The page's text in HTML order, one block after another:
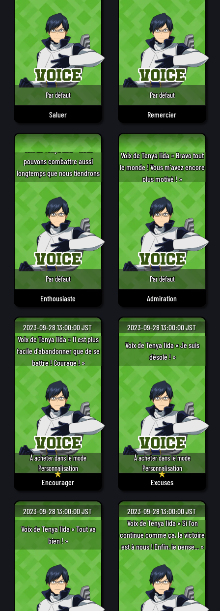
Saluer
Par défaut
Remercier
Par défaut
Enthousiaste
Par défaut
Voix de Tenya Iida « Nous
pouvons combattre aussi
longtemps que nous tiendrons
debout ! »
Admiration
Par défaut
Voix de Tenya Iida « Bravo tout
le monde ! Vous m'avez encore
plus motivé ! »
Encourager
2023-09-28 13:00:00 JST
À acheter dans le mode
Personnalisation
Voix de Tenya Iida « Il est plus
facile d'abandonner que de se
battre ! Courage ! »
Excuses
2023-09-28 13:00:00 JST
À acheter dans le mode
Personnalisation
Voix de Tenya Iida « Je suis
désolé ! »
2023-09-28 13:00:00 JST
Voix de Tenya Iida « Tout va
bien ! »
2023-09-28 13:00:00 JST
Voix de Tenya Iida « Si l'on
continue comme ça, la victoire
est à nous ! Enfin, je pense... »